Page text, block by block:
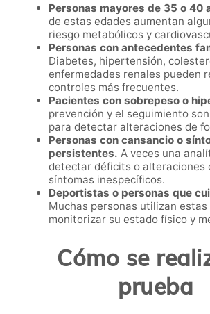
Personas mayores de 35 o 40
de estas edades aumentan
riesgo metabólicos y
Personas con antecedentes
Diabetes, hipertensión,
enfermedades renales pueden
controles más frecuentes.
Pacientes con sobrepeso o
prevención y el seguimiento
para detectar alteraciones de
Personas con cansancio o
persistentes. A veces una
detectar déficits o alteraciones
síntomas inespecíficos.
Deportistas o personas que
Muchas personas utilizan
monitorizar su estado físico y
Cómo se
prueba